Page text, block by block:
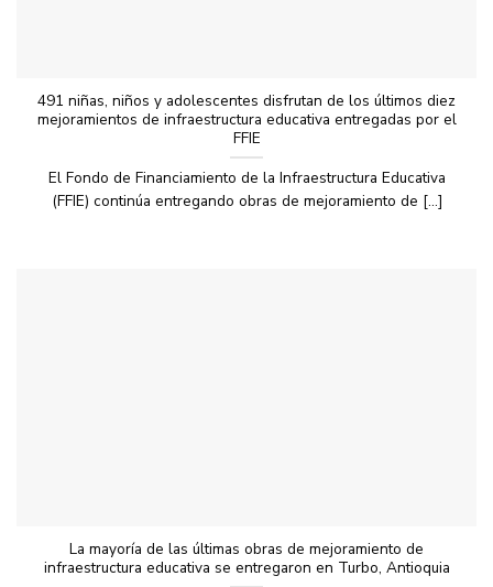
491 niñas, niños y adolescentes disfrutan de los últimos diez
mejoramientos de infraestructura educativa entregadas por el
FFIE
El Fondo de Financiamiento de la Infraestructura Educativa
(FFIE) continúa entregando obras de mejoramiento de [...]
La mayoría de las últimas obras de mejoramiento de
infraestructura educativa se entregaron en Turbo, Antioquia